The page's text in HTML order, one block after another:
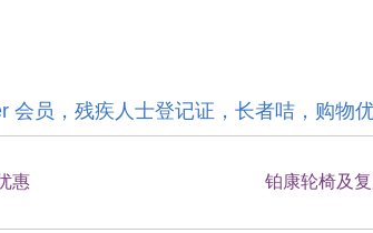
会员，残疾人士登记证，长者咭，购物
惠 铂康轮椅及